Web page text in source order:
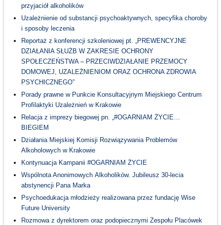
przyjaciół alkoholików
Uzależnienie od substancji psychoaktywnych, specyfika choroby
i sposoby leczenia
Reportaż z konferencji szkoleniowej pt. „PREWENCYJNE
DZIAŁANIA SŁUŻB W ZAKRESIE OCHRONY
SPOŁECZEŃSTWA – PRZECIWDZIAŁANIE PRZEMOCY
DOMOWEJ, UZALEŻNIENIOM ORAZ OCHRONA ZDROWIA
PSYCHICZNEGO”
Porady prawne w Punkcie Konsultacyjnym Miejskiego Centrum
Profilaktyki Uzależnień w Krakowie
Relacja z imprezy biegowej pn. „#OGARNIAM ŻYCIE…
BIEGIEM
Działania Miejskiej Komisji Rozwiązywania Problemów
Alkoholowych w Krakowie
Kontynuacja Kampanii #OGARNIAM ŻYCIE
Wspólnota Anonimowych Alkoholików. Jubileusz 30-lecia
abstynencji Pana Marka
Psychoedukacja młodzieży realizowana przez fundację Wise
Future University
Rozmowa z dyrektorem oraz podopiecznymi Zespołu Placówek